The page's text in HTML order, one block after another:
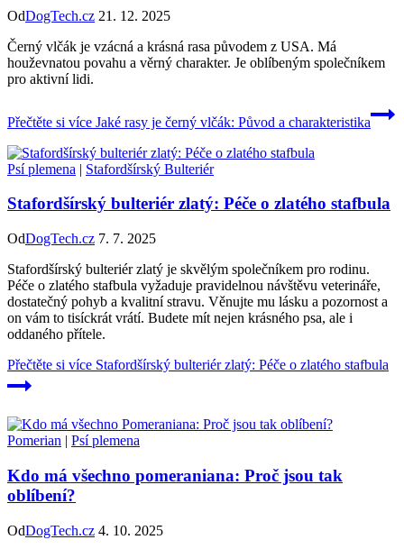
OdDogTech.cz 21. 12. 2025
Černý vlčák je vzácná a krásná rasa původem z USA. Má
houževnatou povahu a věrný charakter. Je oblíbeným společníkem
pro aktivní lidi.
Přečtěte si více Jaké rasy je černý vlčák: Původ a charakteristika
Psí plemena | Stafordšírský Bulteriér
Stafordšírský bulteriér zlatý: Péče o zlatého stafbula
OdDogTech.cz 7. 7. 2025
Stafordšírský bulteriér zlatý je skvělým společníkem pro rodinu.
Péče o zlatého stafbula vyžaduje pravidelnou návštěvu veterináře,
dostatečný pohyb a kvalitní stravu. Věnujte mu lásku a pozornost a
on vám to tisíckrát vrátí. Budete mít nejen krásného psa, ale i
oddaného přítele.
Přečtěte si více Stafordšírský bulteriér zlatý: Péče o zlatého stafbula
Pomerian | Psí plemena
Kdo má všechno pomeraniana: Proč jsou tak
oblíbení?
OdDogTech.cz 4. 10. 2025